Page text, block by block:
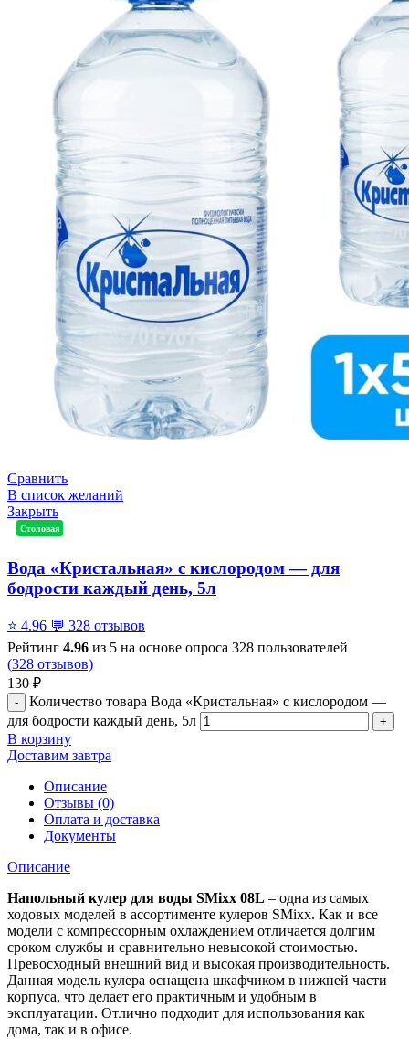
Сравнить
В список желаний
Закрыть
Столовая
Вода «Кристальная» с кислородом — для
бодрости каждый день, 5л
⭐ 4.96 💬 328 отзывов
Рейтинг 4.96 из 5 на основе опроса 328 пользователей
(328 отзывов)
130 ₽
Количество товара Вода «Кристальная» с кислородом —
для бодрости каждый день, 5л
В корзину
Доставим завтра
Описание
Отзывы (0)
Оплата и доставка
Документы
Описание
Напольный кулер для воды SMixx 08L – одна из самых
ходовых моделей в ассортименте кулеров SMixx. Как и все
модели с компрессорным охлаждением отличается долгим
сроком службы и сравнительно невысокой стоимостью.
Превосходный внешний вид и высокая производительность.
Данная модель кулера оснащена шкафчиком в нижней части
корпуса, что делает его практичным и удобным в
эксплуатации. Отлично подходит для использования как
дома, так и в офисе.